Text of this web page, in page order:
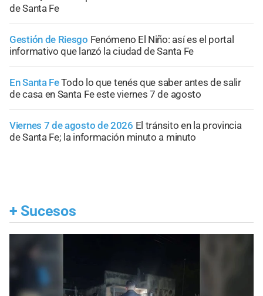
de Santa Fe
Gestión de Riesgo Fenómeno El Niño: así es el portal
informativo que lanzó la ciudad de Santa Fe
En Santa FeTodo lo que tenés que saber antes de salir
de casa en Santa Fe este viernes 7 de agosto
Viernes 7 de agosto de 2026 El tránsito en la provincia
de Santa Fe; la información minuto a minuto
+ Sucesos